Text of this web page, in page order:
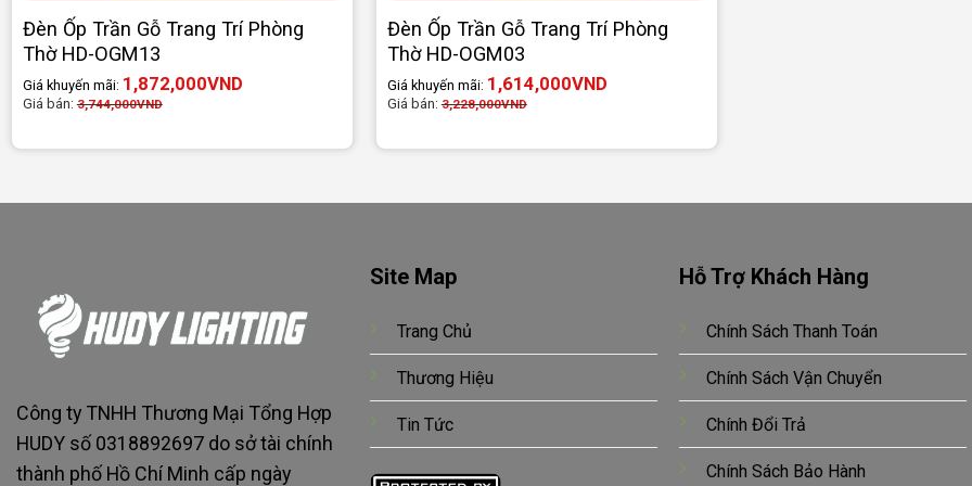
Đèn Ốp Trần Gỗ Trang Trí Phòng
Thờ HD-OGM13
Giá khuyến mãi: 1,872,000VND
Giá bán:3,744,000VND
Đèn Ốp Trần Gỗ Trang Trí Phòng
Thờ HD-OGM03
Giá khuyến mãi: 1,614,000VND
Giá bán:3,228,000VND
Công ty TNHH Thương Mại Tổng Hợp
HUDY số 0318892697 do sở tài chính
thành phố Hồ Chí Minh cấp ngày
Site Map
Trang Chủ
Thương Hiệu
Tin Tức
Hỗ Trợ Khách Hàng
Chính Sách Thanh Toán
Chính Sách Vận Chuyển
Chính Đổi Trả
Chính Sách Bảo Hành